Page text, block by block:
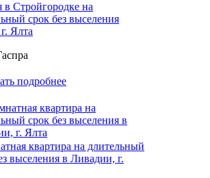
в Стройгородке на
срок без выселения
Ялта
подробнее
квартира на длительный
выселения в Ливадии, г.